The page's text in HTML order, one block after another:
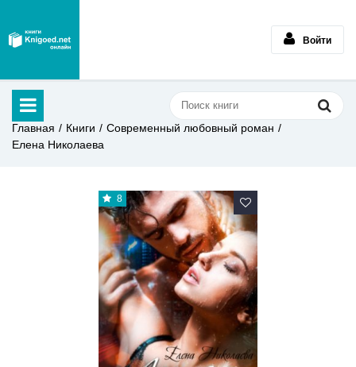
Войти
Главная Книги
Современный любовный роман
Елена Николаева
8